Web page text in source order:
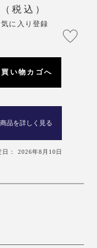
税込）
に入り登録
買い物カゴへ
商品を詳しく見る
日： 2026年8月10日